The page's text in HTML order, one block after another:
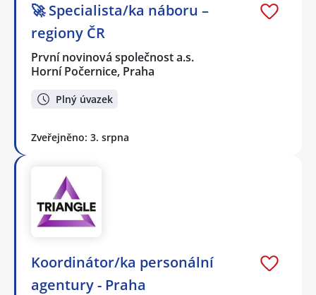
🚀 Specialista/ka náboru –
regiony ČR
První novinová společnost a.s.
Horní Počernice, Praha
Plný úvazek
Zveřejněno: 3. srpna
Koordinátor/ka personální
agentury - Praha